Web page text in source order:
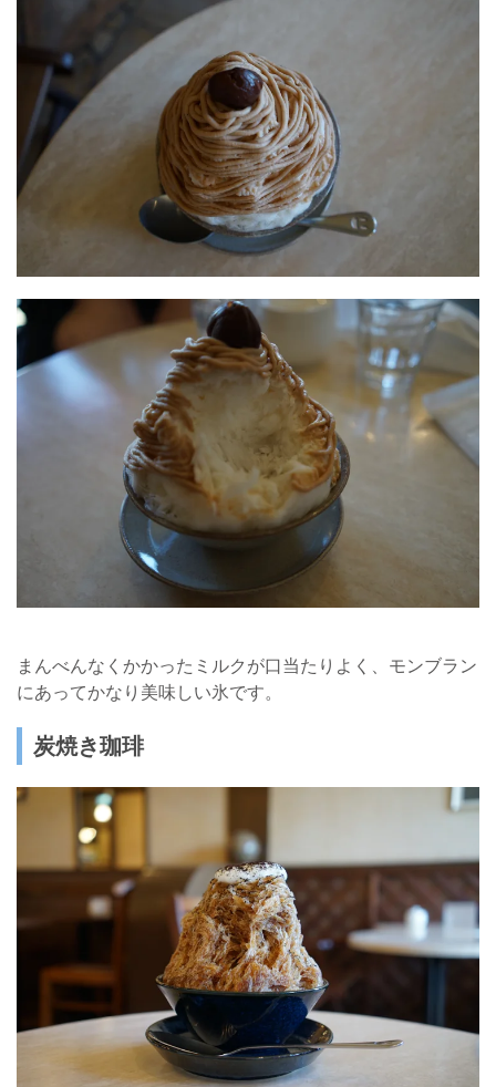
まんべんなくかかったミルクが口当たりよく、モンブラン
にあってかなり美味しい氷です。
炭焼き珈琲